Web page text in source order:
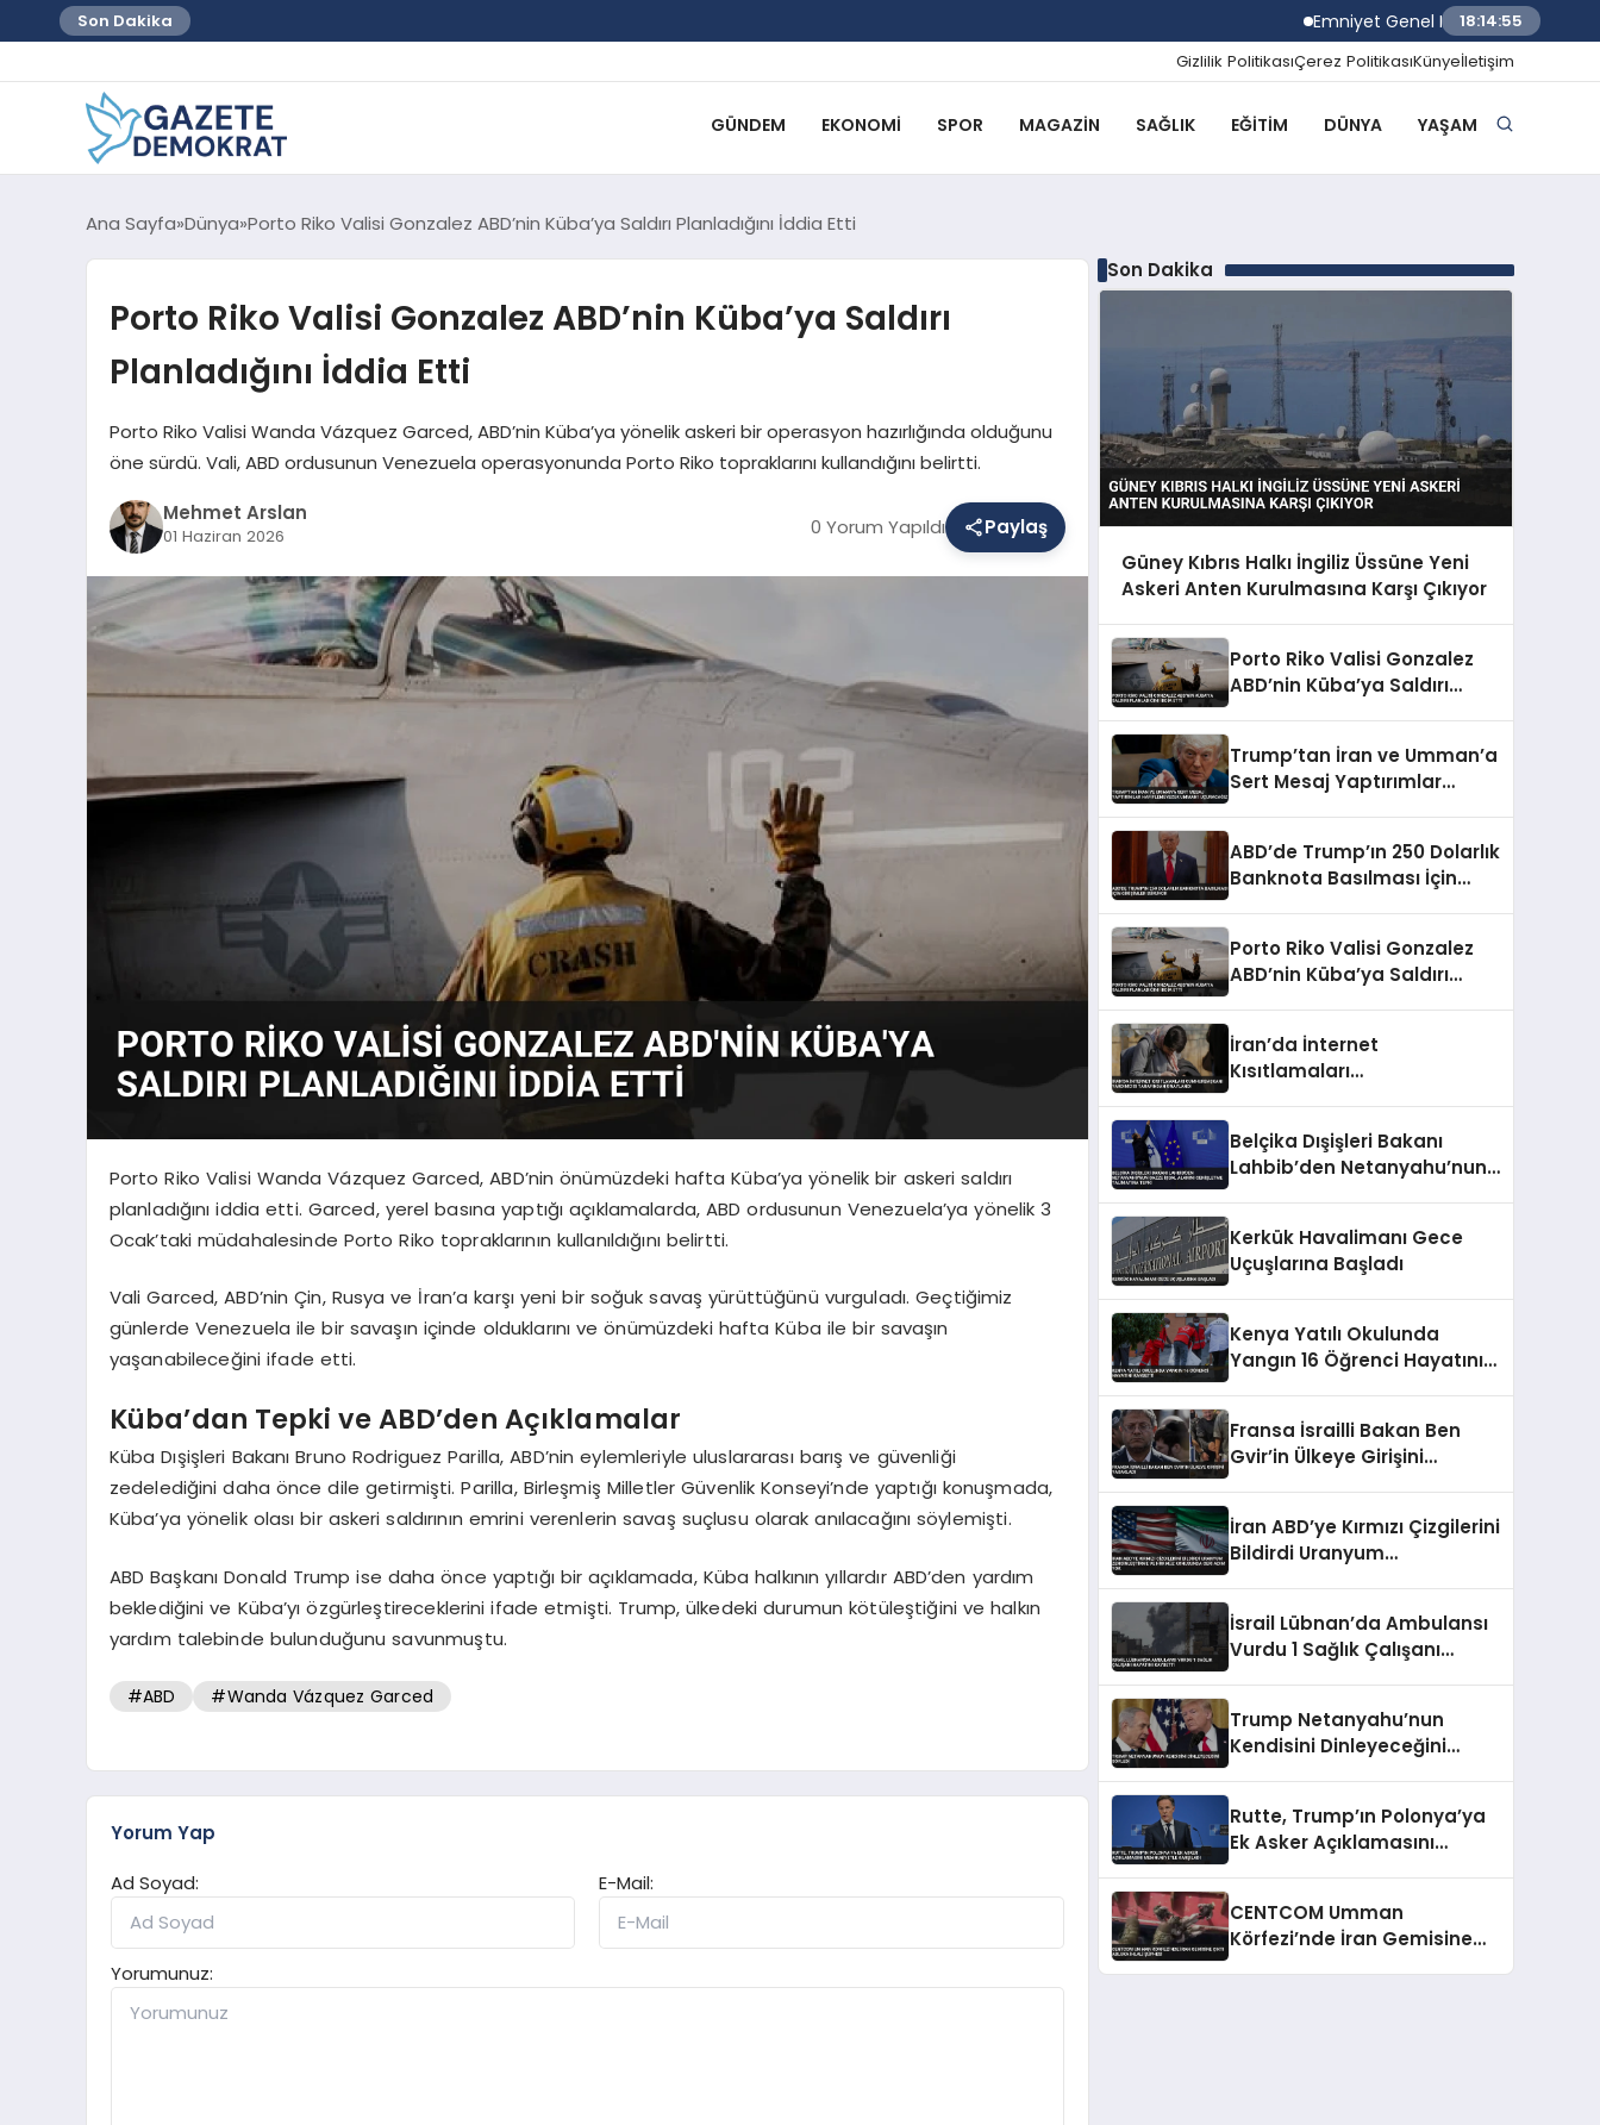
Son Dakika Emniyet Genel Müdürü Mahmut Demirtaş
18:14:56
Gizlilik PolitikasıÇerez PolitikasıKünyeİletişim
GÜNDEM EKONOMI SPOR MAGAZIN SAĞLIK EĞITIM DÜNYA YAŞAM
Ana Sayfa Dünya Porto Riko Valisi Gonzalez ABD’nin Küba’ya Saldırı Planladığını İddia Etti
Porto Riko Valisi Gonzalez ABD’nin Küba’ya Saldırı
Planladığını İddia Etti
Porto Riko Valisi Wanda Vázquez Garced, ABD’nin Küba’ya yönelik askeri bir operasyon hazırlığında olduğunu
öne sürdü. Vali, ABD ordusunun Venezuela operasyonunda Porto Riko topraklarını kullandığını belirtti.
Mehmet Arslan
01 Haziran 2026 0 Yorum Yapıldı Paylaş
Porto Riko Valisi Wanda Vázquez Garced, ABD’nin önümüzdeki hafta Küba’ya yönelik bir askeri saldırı
planladığını iddia etti. Garced, yerel basına yaptığı açıklamalarda, ABD ordusunun Venezuela’ya yönelik 3
Ocak’taki müdahalesinde Porto Riko topraklarının kullanıldığını belirtti.
Vali Garced, ABD’nin Çin, Rusya ve İran’a karşı yeni bir soğuk savaş yürüttüğünü vurguladı. Geçtiğimiz
günlerde Venezuela ile bir savaşın içinde olduklarını ve önümüzdeki hafta Küba ile bir savaşın
yaşanabileceğini ifade etti.
Küba’dan Tepki ve ABD’den Açıklamalar
Küba Dışişleri Bakanı Bruno Rodriguez Parilla, ABD’nin eylemleriyle uluslararası barış ve güvenliği
zedelediğini daha önce dile getirmişti. Parilla, Birleşmiş Milletler Güvenlik Konseyi’nde yaptığı konuşmada,
Küba’ya yönelik olası bir askeri saldırının emrini verenlerin savaş suçlusu olarak anılacağını söylemişti.
ABD Başkanı Donald Trump ise daha önce yaptığı bir açıklamada, Küba halkının yıllardır ABD’den yardım
beklediğini ve Küba’yı özgürleştireceklerini ifade etmişti. Trump, ülkedeki durumun kötüleştiğini ve halkın
yardım talebinde bulunduğunu savunmuştu.
#ABD #Wanda Vázquez Garced
Yorum Yap
Ad Soyad:
E-Mail:
Yorumunuz:
Son Dakika
Güney Kıbrıs Halkı İngiliz Üssüne Yeni
Askeri Anten Kurulmasına Karşı Çıkıyor
Porto Riko Valisi Gonzalez
ABD’nin Küba’ya Saldırı
Trump’tan İran ve Umman’a
Sert Mesaj Yaptırımlar
ABD’de Trump’ın 250 Dolarlık
Banknota Basılması İçin
Porto Riko Valisi Gonzalez
ABD’nin Küba’ya Saldırı
İran’da İnternet
Kısıtlamaları
Belçika Dışişleri Bakanı
Lahbib’den Netanyahu’nun
Tepki
Kerkük Havalimanı Gece
Uçuşlarına Başladı
Kenya Yatılı Okulunda
Yangın 16 Öğrenci Hayatını
Fransa İsrailli Bakan Ben
Gvir’in Ülkeye Girişini
İran ABD’ye Kırmızı Çizgilerini
Bildirdi Uranyum
İsrail Lübnan’da Ambulansı
Vurdu 1 Sağlık Çalışanı
Trump Netanyahu’nun
Kendisini Dinleyeceğini
Rutte, Trump’ın Polonya’ya
Ek Asker Açıklamasını
CENTCOM Umman
Körfezi’nde İran Gemisine